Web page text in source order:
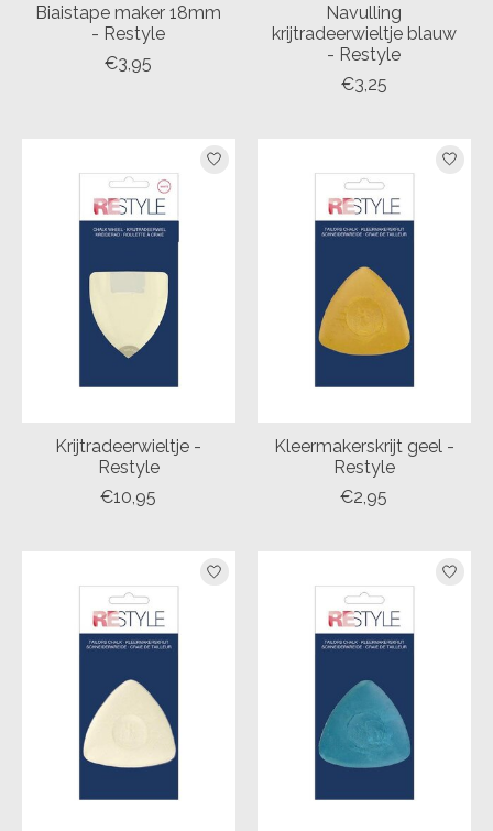
Biaistape maker 18mm
- Restyle
€3,95
Navulling
krijtradeerwieltje blauw
- Restyle
€3,25
Krijtradeerwieltje -
Restyle
€10,95
Kleermakerskrijt geel -
Restyle
€2,95